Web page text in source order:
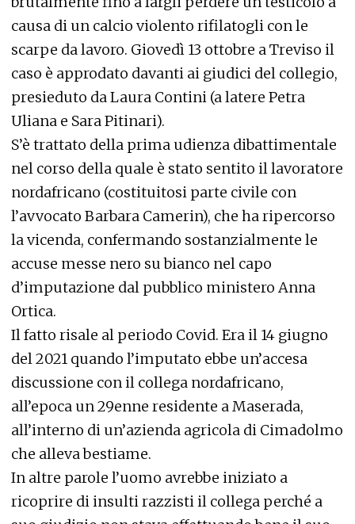
causa di un calcio violento rifilatogli con le
scarpe da lavoro. Giovedì 13 ottobre a Treviso il
caso è approdato davanti ai giudici del collegio,
presieduto da Laura Contini (a latere Petra
Uliana e Sara Pitinari).
S’è trattato della prima udienza dibattimentale
nel corso della quale è stato sentito il lavoratore
nordafricano (costituitosi parte civile con
l’avvocato Barbara Camerin), che ha ripercorso
la vicenda, confermando sostanzialmente le
accuse messe nero su bianco nel capo
d’imputazione dal pubblico ministero Anna
Ortica.
Il fatto risale al periodo Covid. Era il 14 giugno
del 2021 quando l’imputato ebbe un’accesa
discussione con il collega nordafricano,
all’epoca un 29enne residente a Maserada,
all’interno di un’azienda agricola di Cimadolmo
che alleva bestiame.
In altre parole l’uomo avrebbe iniziato a
ricoprire di insulti razzisti il collega perché a